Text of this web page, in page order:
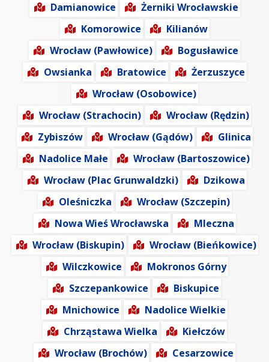
Damianowice
Żerniki Wrocławskie
Komorowice
Kilianów
Wrocław (Pawłowice)
Bogusławice
Owsianka
Bratowice
Żerzuszyce
Wrocław (Osobowice)
Wrocław (Strachocin)
Wrocław (Rędzin)
Zybiszów
Wrocław (Gądów)
Glinica
Nadolice Małe
Wrocław (Bartoszowice)
Wrocław (Plac Grunwaldzki)
Dzikowa
Oleśniczka
Wrocław (Szczepin)
Nowa Wieś Wrocławska
Mleczna
Wrocław (Biskupin)
Wrocław (Bieńkowice)
Wilczkowice
Mokronos Górny
Szczepankowice
Biskupice
Mnichowice
Nadolice Wielkie
Chrząstawa Wielka
Kiełczów
Wrocław (Brochów)
Cesarzowice